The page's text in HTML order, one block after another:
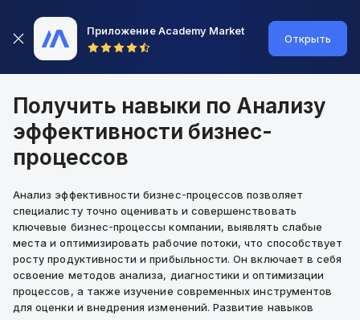
Приложение Academy Market
Открыть
Получить навыки по Анализу
эффективности бизнес-
процессов
Анализ эффективности бизнес-процессов позволяет
специалисту точно оценивать и совершенствовать
ключевые бизнес-процессы компании, выявлять слабые
места и оптимизировать рабочие потоки, что способствует
росту продуктивности и прибыльности. Он включает в себя
освоение методов анализа, диагностики и оптимизации
процессов, а также изучение современных инструментов
для оценки и внедрения изменений. Развитие навыков